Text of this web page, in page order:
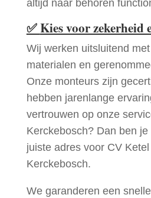
altijd naar behoren
✅Kies voor zekerheid
Wij werken uitsluitend
materialen en
Onze monteurs zijn
hebben jarenlange
vertrouwen op onze
Kerckebosch? Dan ben
juiste adres voor CV
Kerckebosch.
We garanderen een